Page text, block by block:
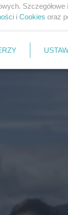
kolejowa,
h, a w
i Cookies oraz